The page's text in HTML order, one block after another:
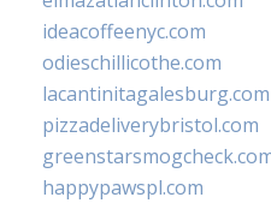
ideacoffeenyc.com
odieschillicothe.com
lacantinitagalesburg.com
pizzadeliverybristol.com
happypawspl.com